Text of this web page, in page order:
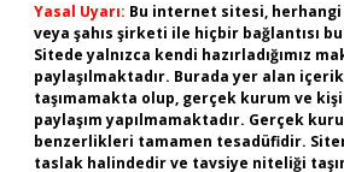
Yasal Uyarı: Bu internet sitesi,
veya şahıs şirketi ile hiçbir bağlantısı
Sitede yalnızca kendi hazırladığımız
paylaşılmaktadır. Burada yer alan
taşımamakta olup, gerçek kurum ve
paylaşım yapılmamaktadır. Gerçek
benzerlikleri tamamen tesadüfidir.
taslak halindedir ve tavsiye niteliği